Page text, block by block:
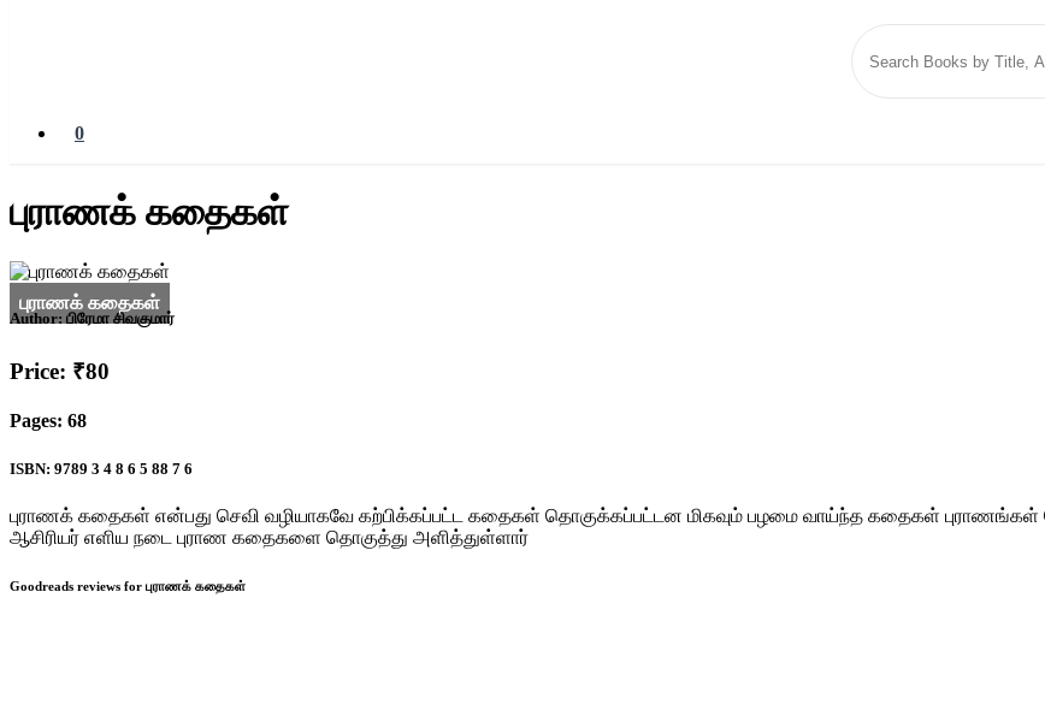
0
புராணக் கதைகள்
Author: பிரேமா சிவகுமார்
Price: ₹80
Pages: 68
ISBN: 9789 3 4 8 6 5 88 7 6
புராணக் கதைகள் என்பது செவி வழியாகவே கற்பிக்கப்பட்ட கதைகள் தொகுக்கப்பட்டன மிகவும் பழமை வாய்ந்த கதைகள் புராணங்கள்
ஆசிரியர் எளிய நடை புராண கதைகளை தொகுத்து அளித்துள்ளார்
Goodreads reviews for புராணக் கதைகள்